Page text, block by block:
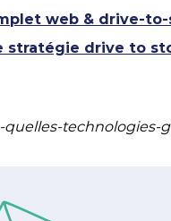
web & drive-
stratégie drive to
technologies-